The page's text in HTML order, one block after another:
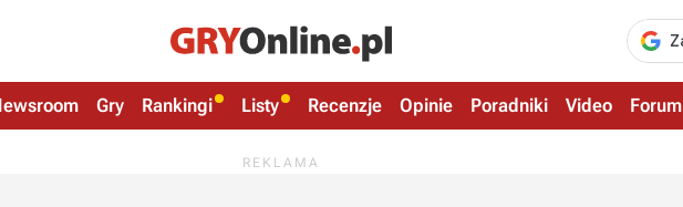
Gry Rankingi Listy Recenzje Opinie Poradniki Video Forum